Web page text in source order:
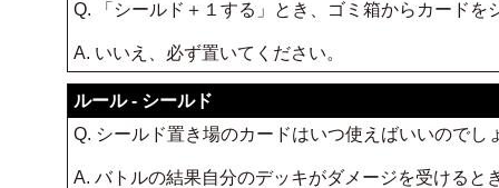
Q. 「シールド＋１する」とき、ゴミ箱からカード
A. いいえ、必ず置いてください。
ルール - シールド
Q. シールド置き場のカードはいつ使えばいいのでし
A. バトルの結果自分のデッキがダメージを受ける